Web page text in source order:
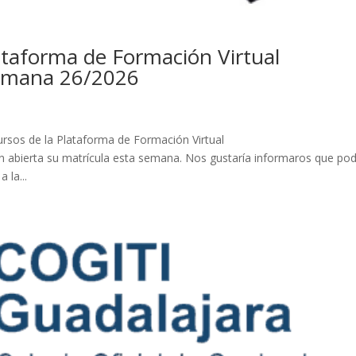
de Formación Virtual
26/2026
de la Plataforma de Formación Virtual
su matrícula esta semana. Nos gustaría informaros que
la...